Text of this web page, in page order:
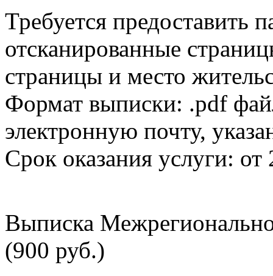
Требуется предоставить
отсканированные
страницы и место
Формат выписки: .pdf
электронную почту,
Срок оказания услуги: от
Выписка
(900 руб.)